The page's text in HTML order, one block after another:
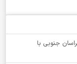
جنوبی با